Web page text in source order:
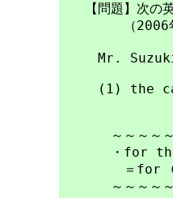
【問題】次の英
（2006年度大
Mr. Suzuki
(1) the
～～～～～～
・for the
＝for Ｏ
～～～～～～